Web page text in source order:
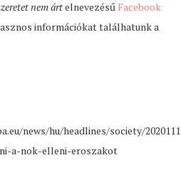
nem ártelnevezésű Facebook
információkat találhatunk a
news/hu/headlines/society/
a-nok-elleni-eroszakot